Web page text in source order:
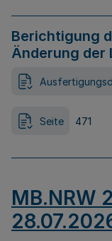
Berichtigung
Änderung der
Seite 471
MB.NRW